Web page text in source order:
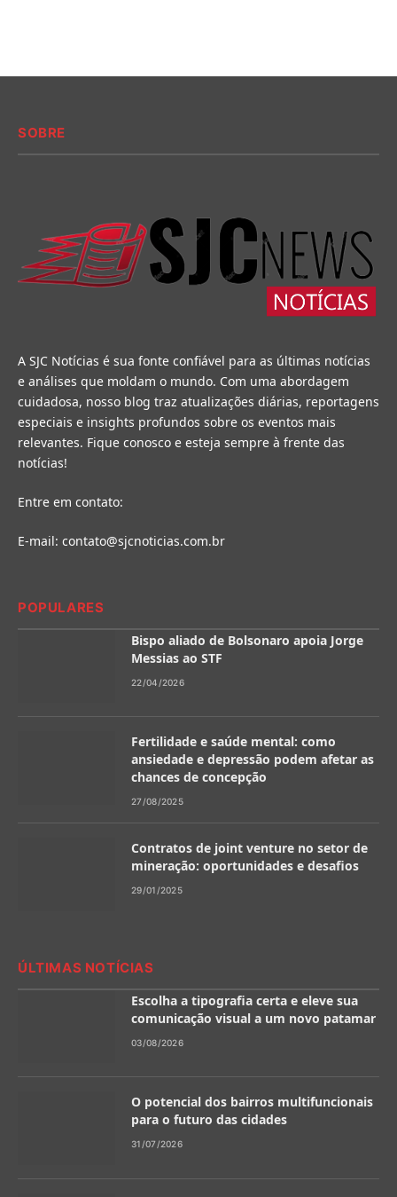
SOBRE
A SJC Notícias é sua fonte confiável para as últimas notícias
e análises que moldam o mundo. Com uma abordagem
cuidadosa, nosso blog traz atualizações diárias, reportagens
especiais e insights profundos sobre os eventos mais
relevantes. Fique conosco e esteja sempre à frente das
notícias!
Entre em contato:
E-mail: contato@sjcnoticias.com.br
POPULARES
Bispo aliado de Bolsonaro apoia Jorge
Messias ao STF
22/04/2026
Fertilidade e saúde mental: como
ansiedade e depressão podem afetar as
chances de concepção
27/08/2025
Contratos de joint venture no setor de
mineração: oportunidades e desafios
29/01/2025
ÚLTIMAS NOTÍCIAS
Escolha a tipografia certa e eleve sua
comunicação visual a um novo patamar
03/08/2026
O potencial dos bairros multifuncionais
para o futuro das cidades
31/07/2026